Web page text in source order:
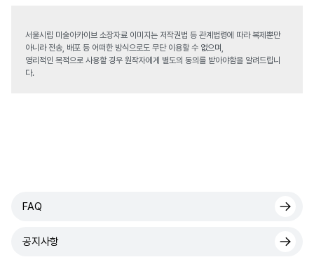
서울시립 미술아카이브 소장자료 이미지는 저작권법 등 관계법령에 따라 복제뿐만
아니라 전송, 배포 등 어떠한 방식으로도 무단 이용할 수 없으며,
영리적인 목적으로 사용할 경우 원작자에게 별도의 동의를 받아야함을 알려드립니
다.
FAQ
공지사항